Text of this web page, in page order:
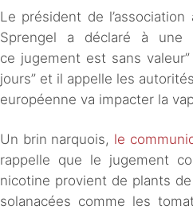
Le président de
Sprengel a déclaré à une
ce jugement est sans
jours” et il appelle les
européenne va impacter la
Un brin narquois, le
rappelle que le jugement
nicotine provient de plants
solanacées comme les